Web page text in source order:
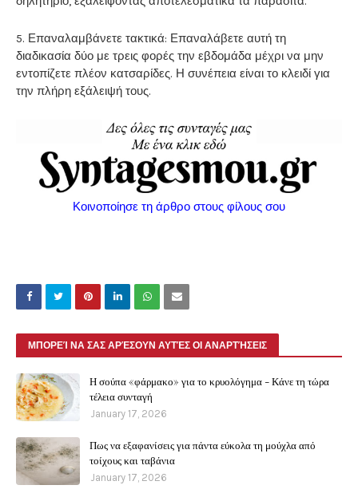
5. Επαναλαμβάνετε τακτικά: Επαναλάβετε αυτή τη
διαδικασία δύο με τρεις φορές την εβδομάδα μέχρι να μην
εντοπίζετε πλέον κατσαρίδες. Η συνέπεια είναι το κλειδί για
την πλήρη εξάλειψή τους.
Κοινοποίησε τη άρθρο στους φίλους σου
ΜΠΟΡΕΊ ΝΑ ΣΑΣ ΑΡΈΣΟΥΝ ΑΥΤΈΣ ΟΙ ΑΝΑΡΤΉΣΕΙΣ
Η σούπα «φάρμακο» για το κρυολόγημα - Κάνε τη τώρα
τέλεια συνταγή
January 17, 2026
Πως να εξαφανίσεις για πάντα εύκολα τη μούχλα από
τοίχους και ταβάνια
January 17, 2026